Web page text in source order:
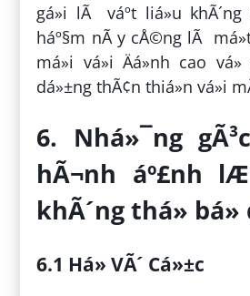
gá»i lÃ váº­t liá»u khÃ´ng
háº§m nÃ y cÅ©ng lÃ má»t
má»i vá»i Äá»nh cao
dá»±ng thÃ¢n thiá»n vá»i
6. Nhá»¯ng
hÃ¬nh áº£nh
khÃ´ng thá»
6.1 Há» VÃ´ Cá»±c